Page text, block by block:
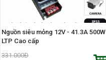
Nguồn siêu mỏng 12V - 41.3A 500W
LTP Cao cấp
331.000Đ